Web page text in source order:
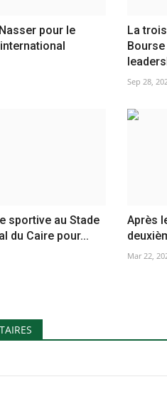
pour le
La
Sep 28,
sportive au Stade
du Caire pour...
Après
Mar 22,